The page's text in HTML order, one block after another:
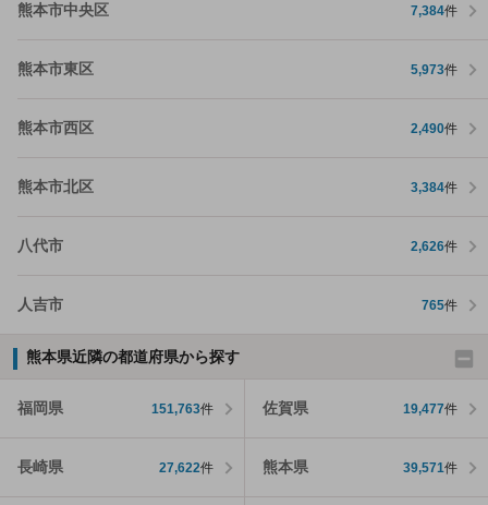
熊本市中央区 7,384件
熊本市東区 5,973件
熊本市西区 2,490件
熊本市北区 3,384件
八代市 2,626件
人吉市 765件
熊本県近隣の都道府県から探す
福岡県 151,763件 佐賀県 19,477件
長崎県 27,622件 熊本県 39,571件